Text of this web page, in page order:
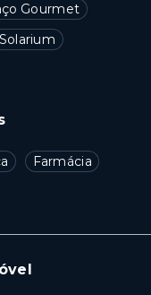
Gourmet
Solarium
Farmácia